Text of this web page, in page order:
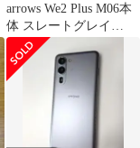
arrows We2 Plus M06本
体 スレートグレイ
12GB/256GB